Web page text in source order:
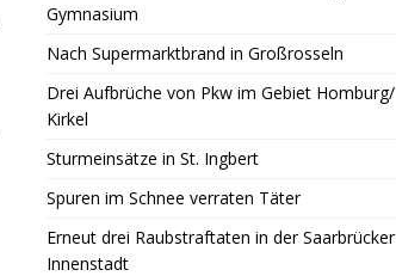
Gymnasium
Nach Supermarktbrand in Großrosseln
Drei Aufbrüche von Pkw im Gebiet Homburg/
Kirkel
Sturmeinsätze in St. Ingbert
Spuren im Schnee verraten Täter
Erneut drei Raubstraftaten in der Saarbrücker
Innenstadt